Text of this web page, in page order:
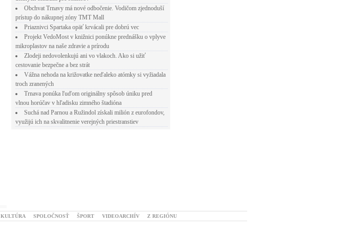
Obchvat Trnavy má nové odbočenie. Vodičom zjednoduší
prístup do nákupnej zóny TMT Mall
Priaznivci Spartaka opäť krvácali pre dobrú vec
Projekt VedoMost v knižnici ponúkne prednášku o vplyve
mikroplastov na naše zdravie a prírodu
Zlodeji nedovolenkujú ani vo vlakoch. Ako si užiť
cestovanie bezpečne a bez strát
Vážna nehoda na križovatke neďaleko atómky si vyžiadala
troch zranených
Trnava ponúka ľuďom originálny spôsob úniku pred
vlnou horúčav v hľadisku zimného štadióna
Suchá nad Parnou a Ružindol získali milión z eurofondov,
využijú ich na skvalitnenie verejných priestranstiev
KULTÚRA SPOLOČNOSŤ ŠPORT VIDEOARCHÍV Z REGIÓNU